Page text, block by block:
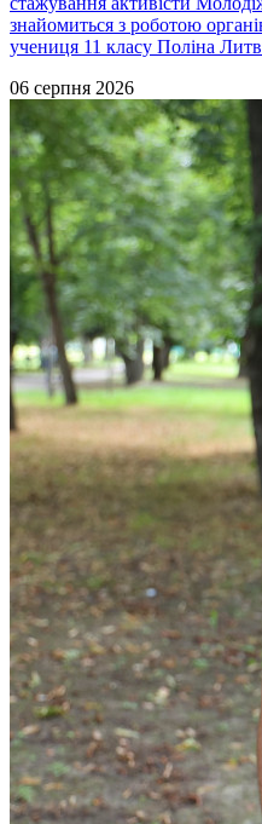
знайомиться з роботою
учениця 11 класу Поліна
06 серпня 2026